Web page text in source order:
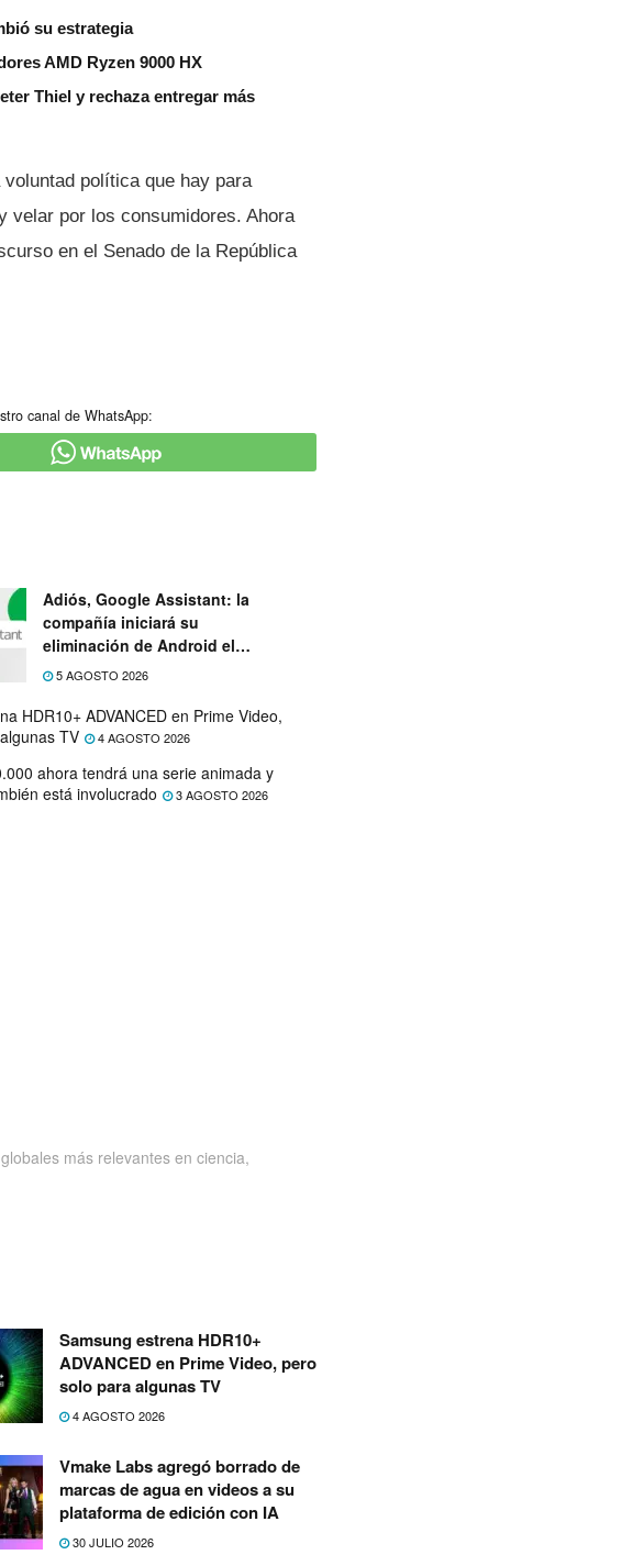
su estrategia
AMD Ryzen 9000 HX
Thiel y rechaza entregar más
polí­tica que hay para
velar por los consumidores. Ahora
en el Senado de la República
canal de WhatsApp:
Adiós, Google Assistant: la
compañía iniciará su
eliminación de Android el
próximo mes
5 AGOSTO 2026
HDR10+ ADVANCED en Prime Video,
TV
4 AGOSTO 2026
ahora tendrá una serie animada y
está involucrado
3 AGOSTO 2026
más relevantes en ciencia,
Samsung estrena HDR10+
ADVANCED en Prime Video, pero
solo para algunas TV
4 AGOSTO 2026
Vmake Labs agregó borrado de
marcas de agua en videos a su
plataforma de edición con IA
30 JULIO 2026